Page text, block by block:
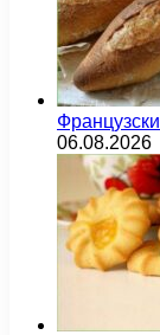
06.08.2026